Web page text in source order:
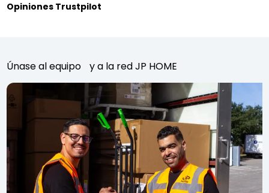
Opiniones Trustpilot
Únase al equipo y a la red JP HOME